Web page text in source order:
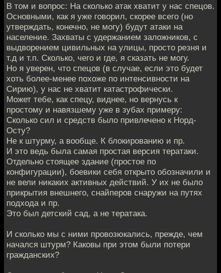
В том и вопрос: На сколько атак хватит у нас спецов.
Основными, как я уже говорил, скорее всего (но
утверждать, конечно, не могу) будут атаки на
население. Захваты с удержанием заложников, с
выдворением цивильных на улицы, просто резня и
т.д и т.п. Сколько, чего и где, я сказать не могу.
Но я уверен, что спецов (в случае, если это будет
хоть более-менее похоже по интенсивности на
Сирию), у нас не хватит катастрофически.
Может тебе, как спецу, виднее, но вернусь к
простому и навязшему уже в зубах примеру:
Сколько сил и средств было привлечено к Норд-
Осту?
Не к штурму, а вообще. К блокированию и пр.
И это ведь была самая простая версия тератаки.
Отдельно стоящее здание (простое по
конфигурации), боевики себя открыто обозначили и
не вели никаких активных действий. У их не было
прикрытия внешнего, снайперов снаружи на путях
подхода и пр.
Это был детский сад, а не тератака.
И сколько мы с ними провозюкались, прежде, чем
начался штурм? Каковы при этом были потери
гражданских?